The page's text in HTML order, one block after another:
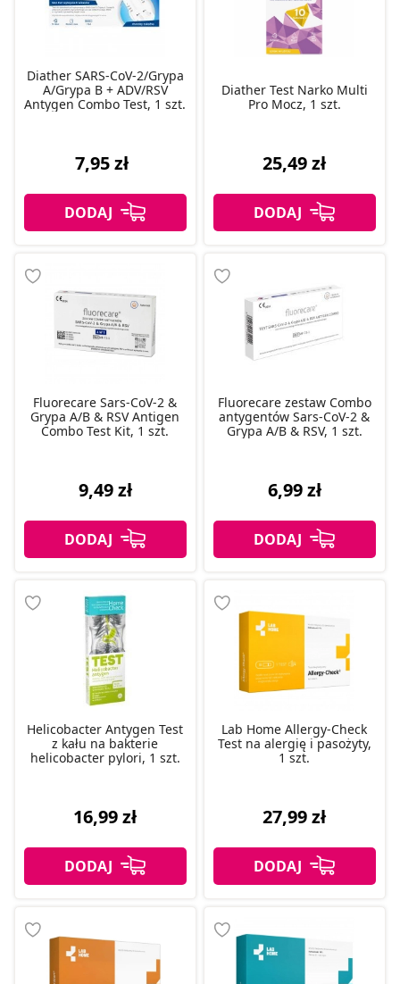
Diather SARS-CoV-2/Grypa
A/Grypa B + ADV/RSV
Antygen Combo Test, 1 szt.
7,95 zł
Diather Test Narko Multi
Pro Mocz, 1 szt.
25,49 zł
Fluorecare Sars-CoV-2 &
Grypa A/B & RSV Antigen
Combo Test Kit, 1 szt.
9,49 zł
Fluorecare zestaw Combo
antygentów Sars-CoV-2 &
Grypa A/B & RSV, 1 szt.
6,99 zł
Helicobacter Antygen Test
z kału na bakterie
helicobacter pylori, 1 szt.
16,99 zł
Lab Home Allergy-Check
Test na alergię i pasożyty,
1 szt.
27,99 zł